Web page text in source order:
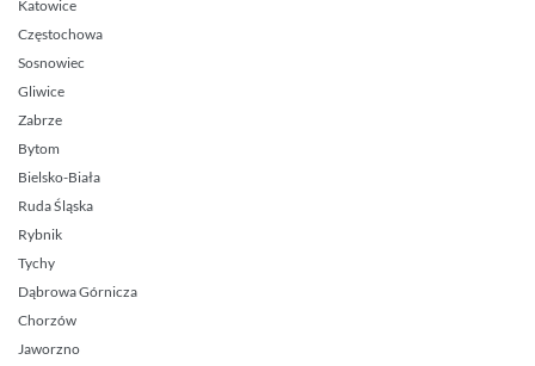
Katowice
Częstochowa
Sosnowiec
Gliwice
Zabrze
Bytom
Bielsko-Biała
Ruda Śląska
Rybnik
Tychy
Dąbrowa Górnicza
Chorzów
Jaworzno